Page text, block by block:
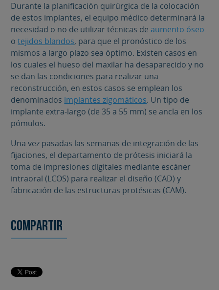
Durante la planificación quirúrgica de la colocación
de estos implantes, el equipo médico determinará la
necesidad o no de utilizar técnicas deaumento óseo
otejidos blandos, para que el pronóstico de los
mismos a largo plazo sea óptimo. Existen casos en
los cuales el hueso del maxilar ha desaparecido y no
se dan las condiciones para realizar una
reconstrucción, en estos casos se emplean los
denominados implantes zigomáticos. Un tipo de
implante extra-largo (de 35 a 55 mm) se ancla en los
pómulos.
Una vez pasadas las semanas de integración de las
fijaciones, el departamento de prótesis iniciará la
toma de impresiones digitales mediante escáner
intraoral (LCOS) para realizar el diseño (CAD) y
fabricación de las estructuras protésicas (CAM).
Compartir